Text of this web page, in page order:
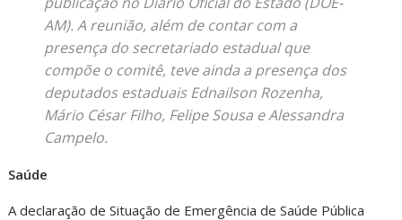
AM). A reunião, além de contar com a
presença do secretariado estadual que
compõe o comitê, teve ainda a presença dos
deputados estaduais Ednailson Rozenha,
Mário César Filho, Felipe Sousa e Alessandra
Campelo.
Saúde
A declaração de Situação de Emergência de Saúde Pública